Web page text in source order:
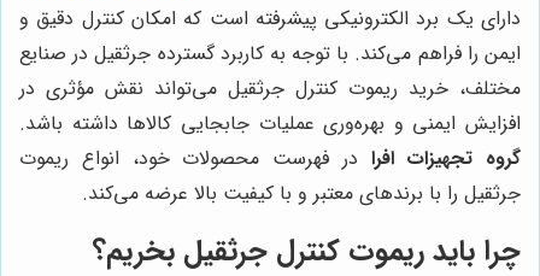
دارای یک برد الکترونیکی پیشرفته است که امکان کنترل دقیق و
ایمن را فراهم می‌کند. با توجه به کاربرد گسترده جرثقیل در صنایع
مختلف، خرید ریموت کنترل جرثقیل می‌تواند نقش مؤثری در
افزایش ایمنی و بهره‌وری عملیات جابجایی کالاها داشته باشد.
گروه تجهیزات افرا در فهرست محصولات خود، انواع ریموت
جرثقیل را با برندهای معتبر و با کیفیت بالا عرضه می‌کند.
چرا باید ریموت کنترل جرثقیل بخریم؟